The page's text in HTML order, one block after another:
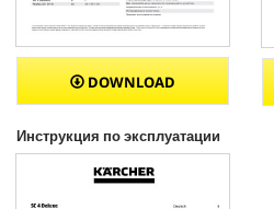
DOWNLOAD
Инструкция по эксплуатации